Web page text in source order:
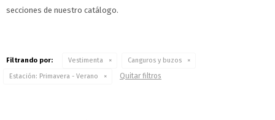
secciones de nuestro catálogo.
Filtrando por: Vestimenta
Canguros y buzos
Estación: Primavera - Verano Quitar filtros